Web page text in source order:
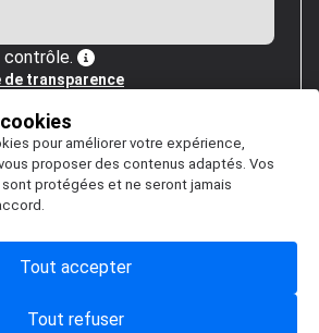
contrôle.
transparence
pour améliorer votre expérience,
proposer des contenus adaptés. Vos
protégées et ne seront jamais
Tout refuser
Tout accepter